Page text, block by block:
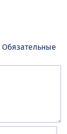
Обязательные